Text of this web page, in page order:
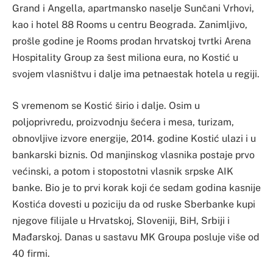
Grand i Angella, apartmansko naselje Sunčani Vrhovi,
kao i hotel 88 Rooms u centru Beograda. Zanimljivo,
prošle godine je Rooms prodan hrvatskoj tvrtki Arena
Hospitality Group za šest miliona eura, no Kostić u
svojem vlasništvu i dalje ima petnaestak hotela u regiji.
S vremenom se Kostić širio i dalje. Osim u
poljoprivredu, proizvodnju šećera i mesa, turizam,
obnovljive izvore energije, 2014. godine Kostić ulazi i u
bankarski biznis. Od manjinskog vlasnika postaje prvo
većinski, a potom i stopostotni vlasnik srpske AIK
banke. Bio je to prvi korak koji će sedam godina kasnije
Kostića dovesti u poziciju da od ruske Sberbanke kupi
njegove filijale u Hrvatskoj, Sloveniji, BiH, Srbiji i
Mađarskoj. Danas u sastavu MK Groupa posluje više od
40 firmi.